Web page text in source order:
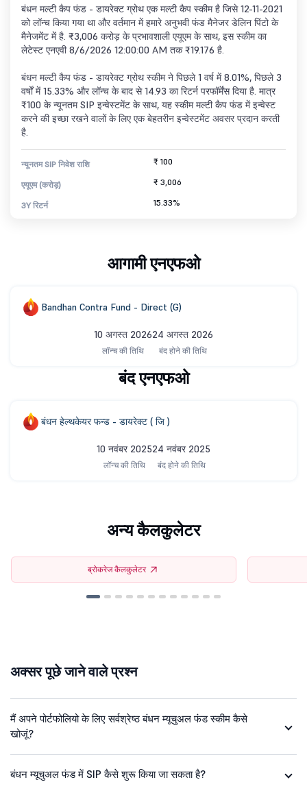
बंधन मल्टी कैप फंड - डायरेक्ट ग्रोथ एक मल्टी कैप स्कीम है जिसे 12-11-2021
को लॉन्च किया गया था और वर्तमान में हमारे अनुभवी फंड मैनेजर डेलिन पिंटो के
मैनेजमेंट में है. ₹3,006 करोड़ के प्रभावशाली एयूएम के साथ, इस स्कीम का
लेटेस्ट एनएवी 8/6/2026 12:00:00 AM तक ₹19.176 है.
बंधन मल्टी कैप फंड - डायरेक्ट ग्रोथ स्कीम ने पिछले 1 वर्ष में 8.01%, पिछले 3
वर्षों में 15.33% और लॉन्च के बाद से 14.93 का रिटर्न परफॉर्मेंस दिया है. मात्र
₹100 के न्यूनतम SIP इन्वेस्टमेंट के साथ, यह स्कीम मल्टी कैप फंड में इन्वेस्ट
करने की इच्छा रखने वालों के लिए एक बेहतरीन इन्वेस्टमेंट अवसर प्रदान करती
है.
न्यूनतम SIP निवेश राशि ₹ 100
एयूएम (करोड़) ₹ 3,006
3Y रिटर्न 15.33%
आगामी एनएफओ
Bandhan Contra Fund - Direct (G)
10 अगस्त 2026
लॉन्च की तिथि
24 अगस्त 2026
बंद होने की तिथि
बंद एनएफओ
बंधन हेल्थकेयर फन्ड - डायरेक्ट ( जि )
10 नवंबर 2025
लॉन्च की तिथि
24 नवंबर 2025
बंद होने की तिथि
अन्य कैलकुलेटर
ब्रोकरेज कैलकुलेटर
अक्सर पूछे जाने वाले प्रश्न
मैं अपने पोर्टफोलियो के लिए सर्वश्रेष्ठ बंधन म्यूचुअल फंड स्कीम कैसे
खोजूं?
बंधन म्यूचुअल फंड में SIP कैसे शुरू किया जा सकता है?